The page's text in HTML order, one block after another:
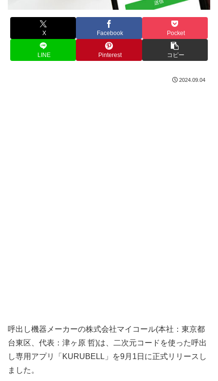
X Facebook Pocket
LINE Pinterest コピー
2024.09.04
呼出し機器メーカーの株式会社マイコール(本社：東京都
台東区、代表：津ヶ原 哲)は、二次元コードを使った呼出
し専用アプリ「KURUBELL」を9月1日に正式リリースし
ました。